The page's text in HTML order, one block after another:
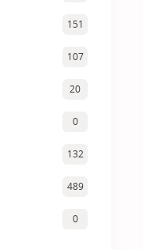
151
107
20
0
132
489
0